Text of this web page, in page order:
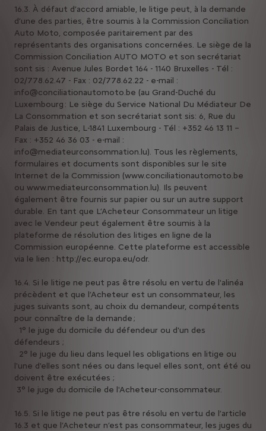
16.3. À défaut d’accord amiable, le litige peut, à la demande
d’une des parties, être soumis à la Commission Conciliation
Auto Moto, composée paritairement par des
représentants des organisations concernées. Le siège de la
Commission Conciliation AUTO MOTO et son secrétariat
sont sis : Avenue Jules Bordet 164 - 1140 Bruxelles - Tél :
02/778.62.47 - Fax : 02/778.62.22 - e-mail :
info@conciliationautomoto.be (au Grand-Duché du
Luxembourg : Le siège du Service National Du Médiateur De
La Consommation et son secrétariat sont sis: 6, Rue du
Palais de Justice, L-1841 Luxembourg - Tél : +352 46 13 11 –
Fax : +352 46 36 03 - e-mail :
info@mediateurconsommation.lu). Tous les règlements,
formulaires et documents sont disponibles sur le site
Internet de la Commission (www.conciliationautomoto.be
ou www.mediateurconsommation.lu). Ils peuvent
également être fournis sur papier ou sur un autre support
durable. En tant que L’Acheteur Consommateur un litige
avec le Vendeur peut également être soumis à la
plateforme de résolution des litiges en ligne de la
Commission européenne. Cette plateforme est accessible
via le lien : http://ec.europa.eu/odr.
16.4. Si le litige ne peut pas être résolu en vertu de l'alinéa
précèdent et que l’Acheteur est un consommateur, les
juges suivants sont, au choix du demandeur, compétents
pour connaître de la demande ;
1° le juge du domicile du défendeur ou d'un des
défendeurs ;
2° le juge du lieu dans lequel les obligations en litige ou
l'une d'elles sont nées ou dans lequel elles sont, ont été ou
doivent être exécutées ;
3° le juge du domicile de l'Acheteur-consommateur.
16.5. Si le litige ne peut pas être résolu en vertu de l’article
16.3 et que l’Acheteur n’est pas consommateur, les juges du